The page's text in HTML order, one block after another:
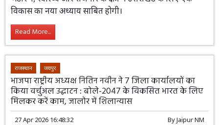
विकास का नया अध्याय साबित होगी।
Read More...
राजस्थान जयपुर
भाजपा राष्ट्रीय अध्यक्ष नितिन नवीन ने 7 जिला कार्यालयों का
किया वर्चुअल उद्घाटन : बोले-2047 के विकसित भारत के लिए
मिलकर करें काम, जालोर में शिलान्यास
27 Apr 2026 16:48:32 ByJaipur NM